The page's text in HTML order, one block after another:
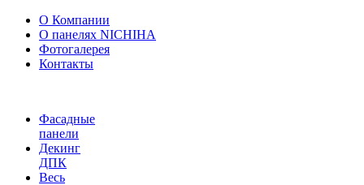
О Компании
О панелях NICHIHA
Фотогалерея
Контакты
Фасадные
панели
Декинг
ДПК
Весь